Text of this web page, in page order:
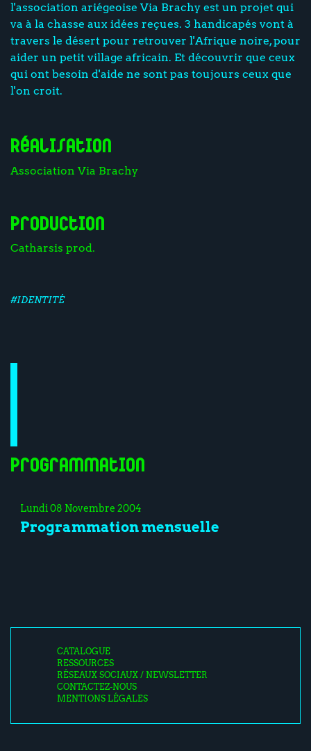
l'association ariégeoise Via Brachy est un projet qui
va à la chasse aux idées reçues. 3 handicapés vont à
travers le désert pour retrouver l'Afrique noire, pour
aider un petit village africain. Et découvrir que ceux
qui ont besoin d'aide ne sont pas toujours ceux que
l'on croit.
Réalisation
Association Via Brachy
Production
Catharsis prod.
#IDENTITÉ
Programmation
Lundi 08 Novembre 2004
Programmation mensuelle
CATALOGUE
RESSOURCES
RÉSEAUX SOCIAUX / NEWSLETTER
CONTACTEZ-NOUS
MENTIONS LÉGALES